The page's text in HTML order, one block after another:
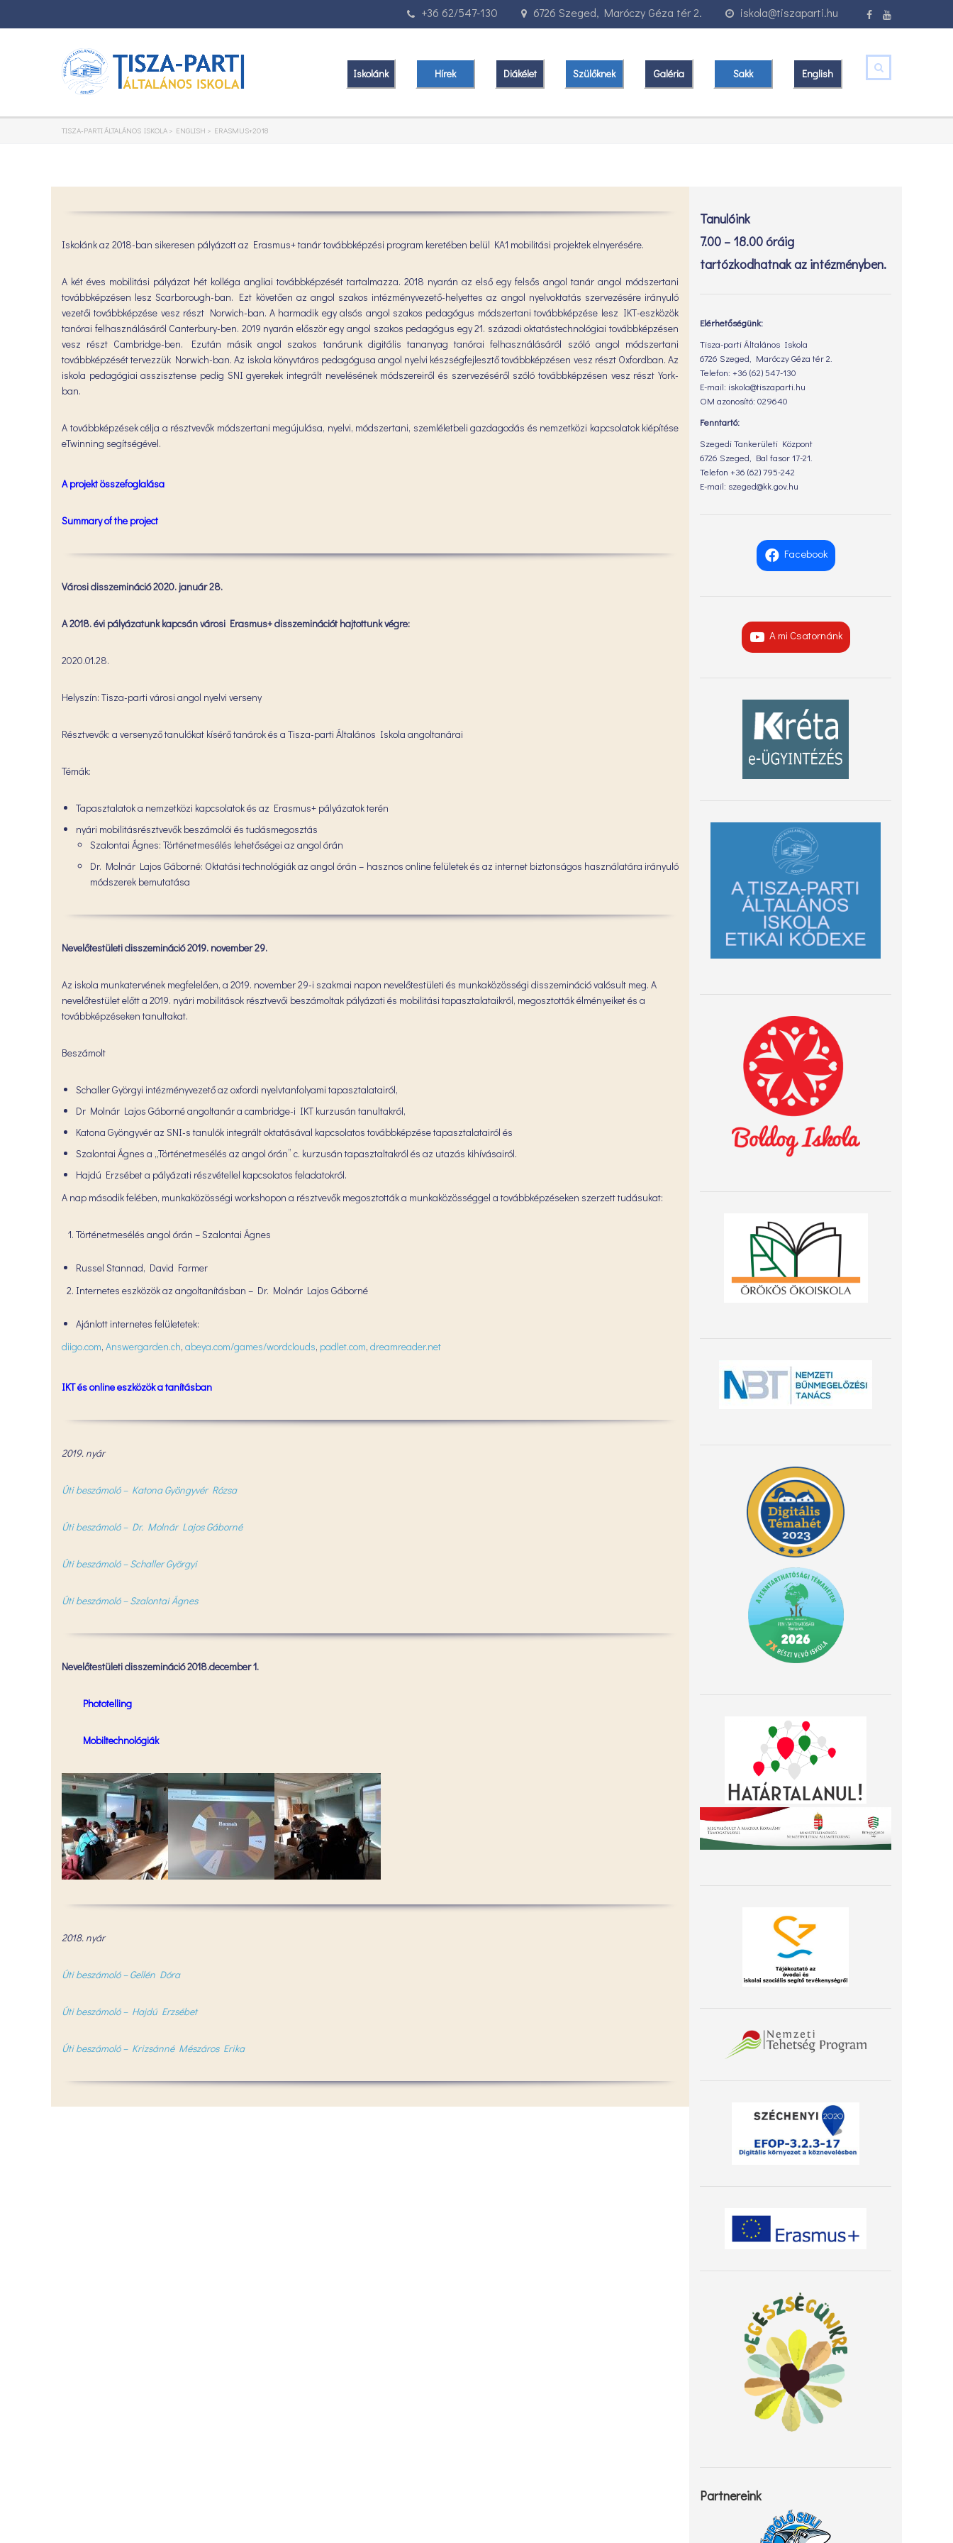
iskola@tiszaparti.hu
6726 Szeged, Maróczy Géza tér 2.
+36 62/547-130
Iskolánk Hírek Diákélet Szülőknek Galéria Sakk English
TISZA-PARTI ÁLTALÁNOS ISKOLA > ENGLISH > ERASMUS+2018
Iskolánk az 2018-ban sikeresen pályázott az Erasmus+ tanár továbbképzési program keretében belül KA1 mobilitási projektek elnyerésére.
A két éves mobilitási pályázat hét kolléga angliai továbbképzését tartalmazza. 2018 nyarán az első egy felsős angol tanár angol módszertani
továbbképzésen lesz Scarborough-ban. Ezt követően az angol szakos intézményvezető-helyettes az angol nyelvoktatás szervezésére irányuló
vezetői továbbképzése vesz részt Norwich-ban. A harmadik egy alsós angol szakos pedagógus módszertani továbbképzése lesz IKT-eszközök
tanórai felhasználásáról Canterbury-ben. 2019 nyarán először egy angol szakos pedagógus egy 21. századi oktatástechnológiai továbbképzésen
vesz részt Cambridge-ben. Ezután másik angol szakos tanárunk digitális tananyag tanórai felhasználásáról szóló angol módszertani
továbbképzését tervezzük Norwich-ban. Az iskola könyvtáros pedagógusa angol nyelvi készségfejlesztő továbbképzésen vesz részt Oxfordban. Az
iskola pedagógiai asszisztense pedig SNI gyerekek integrált nevelésének módszereiről és szervezéséről szóló továbbképzésen vesz részt York-
ban.
A továbbképzések célja a résztvevők módszertani megújulása, nyelvi, módszertani, szemléletbeli gazdagodás és nemzetközi kapcsolatok kiépítése
eTwinning segítségével.
A projekt összefoglalása
Summary of the project
Városi disszemináció 2020. január 28.
A 2018. évi pályázatunk kapcsán városi Erasmus+ disszeminációt hajtottunk végre:
2020.01.28.
Helyszín: Tisza-parti városi angol nyelvi verseny
Résztvevők: a versenyző tanulókat kísérő tanárok és a Tisza-parti Általános Iskola angoltanárai
Témák:
Tapasztalatok a nemzetközi kapcsolatok és az Erasmus+ pályázatok terén
nyári mobilitásrésztvevők beszámolói és tudásmegosztás
Szalontai Ágnes: Történetmesélés lehetőségei az angol órán
Dr. Molnár Lajos Gáborné: Oktatási technológiák az angol órán – hasznos online felületek és az internet biztonságos használatára irányuló
módszerek bemutatása
Nevelőtestületi disszemináció 2019. november 29.
Az iskola munkatervének megfelelően, a 2019. november 29-i szakmai napon nevelőtestületi és munkaközösségi disszemináció valósult meg. A
nevelőtestület előtt a 2019. nyári mobilitások résztvevői beszámoltak pályázati és mobilitási tapasztalataikról, megosztották élményeiket és a
továbbképzéseken tanultakat.
Beszámolt
Schaller Györgyi intézményvezető az oxfordi nyelvtanfolyami tapasztalatairól,
Dr Molnár Lajos Gáborné angoltanár a cambridge-i IKT kurzusán tanultakról,
Katona Gyöngyvér az SNI-s tanulók integrált oktatásával kapcsolatos továbbképzése tapasztalatairól és
Szalontai Ágnes a „Történetmesélés az angol órán” c. kurzusán tapasztaltakról és az utazás kihívásairól.
Hajdú Erzsébet a pályázati részvétellel kapcsolatos feladatokról.
A nap második felében, munkaközösségi workshopon a résztvevők megosztották a munkaközösséggel a továbbképzéseken szerzett tudásukat:
Történetmesélés angol órán – Szalontai Ágnes
Russel Stannad, David Farmer
Internetes eszközök az angoltanításban – Dr. Molnár Lajos Gáborné
Ajánlott internetes felületetek:
diigo.com, Answergarden.ch, abeya.com/games/wordclouds, padlet.com, dreamreader.net
IKT és online eszközök a tanításban
2019. nyár
Úti beszámoló – Katona Gyöngyvér Rózsa
Úti beszámoló – Dr. Molnár Lajos Gáborné
Úti beszámoló – Schaller Györgyi
Úti beszámoló – Szalontai Ágnes
Nevelőtestületi disszemináció 2018.december 1.
Phototelling
Mobiltechnológiák
2018. nyár
Úti beszámoló – Gellén Dóra
Úti beszámoló – Hajdú Erzsébet
Úti beszámoló – Krizsánné Mészáros Erika
Tanulóink
7.00 – 18.00 óráig
tartózkodhatnak az intézményben.
Elérhetőségünk:
Tisza-parti Általános Iskola
6726 Szeged, Maróczy Géza tér 2.
Telefon: +36 (62) 547-130
E-mail: iskola@tiszaparti.hu
OM azonosító: 029640
Fenntartó:
Szegedi Tankerületi Központ
6726 Szeged, Bal fasor 17-21.
Telefon +36 (62) 795-242
E-mail: szeged@kk.gov.hu
Facebook
A mi Csatornánk
Partnereink